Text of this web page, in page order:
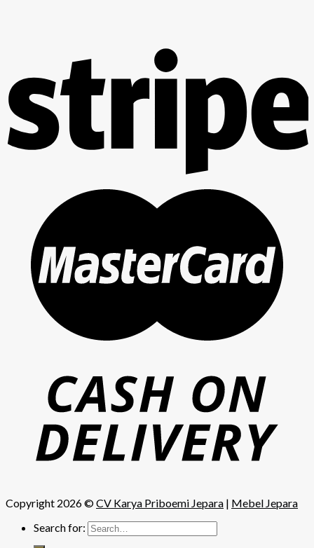
Copyright 2026 ©CV Karya Priboemi Jepara | Mebel Jepara
Search for: